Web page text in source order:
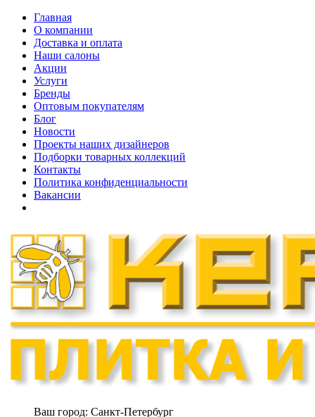
Главная
О компании
Доставка и оплата
Наши cалоны
Акции
Услуги
Бренды
Оптовым покупателям
Блог
Новости
Проекты наших дизайнеров
Подборки товарных коллекций
Контакты
Политика конфиденциальности
Вакансии
Ваш город: Санкт-Петербург